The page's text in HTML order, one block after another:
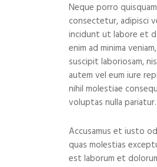
Neque porro
consectetur, adipisci
incidunt ut labore et
enim ad minima
suscipit laboriosam,
autem vel eum iure
nihil molestiae
voluptas nulla pariatur.
Accusamus et iusto
quas molestias
est laborum et